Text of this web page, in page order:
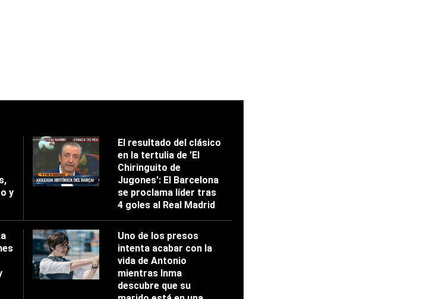
y
El resultado del clásico
en la tertulia de 'El
Chiringuito de
Jugones': El Barcelona
se proclama líder tras
4 goles al Real Madrid
Uno de los presos
intenta acabar con la
vida de Antonio
mientras Inma
descubre que su